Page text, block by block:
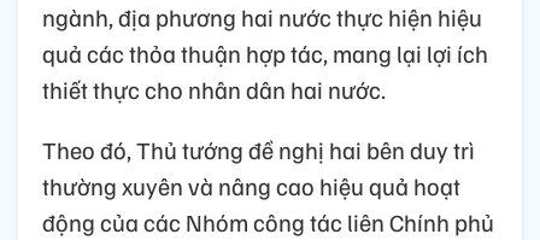
ngành, địa phương hai nước thực hiện hiệu
quả các thỏa thuận hợp tác, mang lại lợi ích
thiết thực cho nhân dân hai nước.
Theo đó, Thủ tướng đề nghị hai bên duy trì
thường xuyên và nâng cao hiệu quả hoạt
động của các Nhóm công tác liên Chính phủ